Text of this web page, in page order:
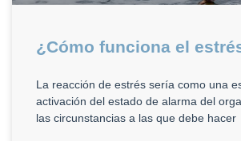
¿Cómo funciona el
La reacción de estrés sería como una
activación del estado de alarma del
las circunstancias a las que debe hacer